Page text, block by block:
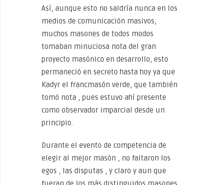
Así, aunque esto no saldría nunca en los
medios de comunicación masivos,
muchos masones de todos modos
tomaban minuciosa nota del gran
proyecto masónico en desarrollo, esto
permaneció en secreto hasta hoy ya que
Kadyr el francmasón verde, que también
tomó nota , pues estuvo ahí presente
como observador imparcial desde un
principio.
Durante el evento de competencia de
elegir al mejor masón , no faltaron los
egos , las disputas , y claro y aun que